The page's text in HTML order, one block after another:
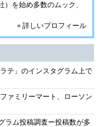
を始め多数のムック、
» 詳しいプロフィール
テ」のインスタグラム上で
ァミリーマート、ローソン
ラム投稿調査ー投稿数が多